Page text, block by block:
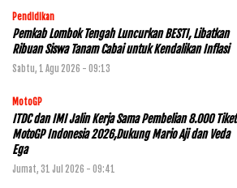
Pendidikan
Pemkab Lombok Tengah Luncurkan BESTI, Libatkan
Ribuan Siswa Tanam Cabai untuk Kendalikan Inflasi
Sabtu, 1 Agu 2026 - 09:13
MotoGP
ITDC dan IMI Jalin Kerja Sama Pembelian 8.000 Tiket
MotoGP Indonesia 2026,Dukung Mario Aji dan Veda
Ega
Jumat, 31 Jul 2026 - 09:41